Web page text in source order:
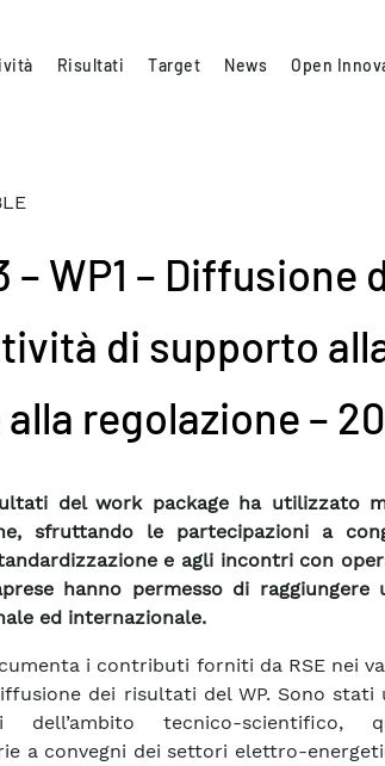
Risultati Target News Open
WP1 – Diffusione
di supporto
regolazione –
del work package ha utilizzato
sfruttando le partecipazioni a
e agli incontri con
hanno permesso di raggiungere
ed internazionale.
i contributi forniti da RSE nei
dei risultati del WP. Sono stati
tecnico-scientifico,
a convegni dei settori elettro-